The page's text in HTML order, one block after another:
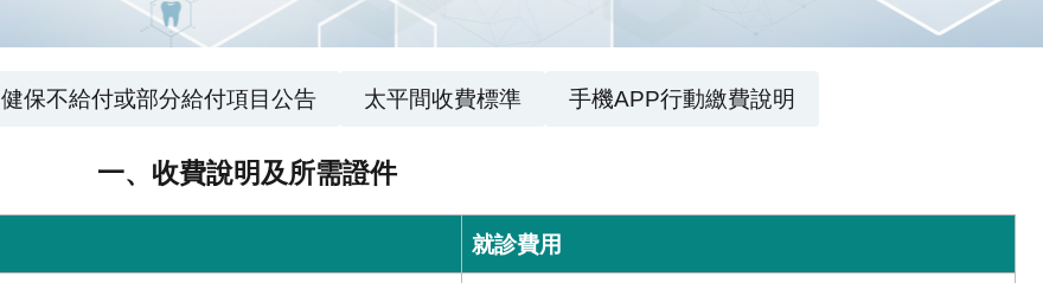
健保不給付或部分給付項目公告 太平間收費標準 手機APP行動繳費說明
就診費用
一、收費說明及所需證件